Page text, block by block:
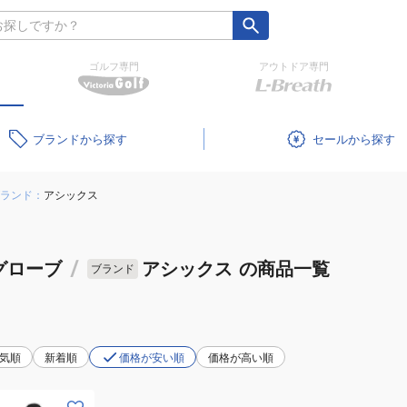
ゴルフ専門 アウトドア専門
ブランド セール
ンド： アシックス
ローブ / ブランド アシックス の商品一覧
順 新着順 価格が安い順 価格が高い順